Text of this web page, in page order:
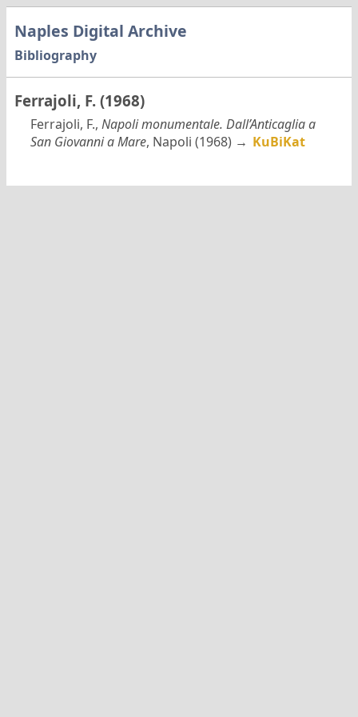
Naples Digital Archive
Bibliography
Ferrajoli, F. (1968)
Ferrajoli, F., Napoli monumentale. Dall’Anticaglia a
San Giovanni a Mare, Napoli (1968) → KuBiKat